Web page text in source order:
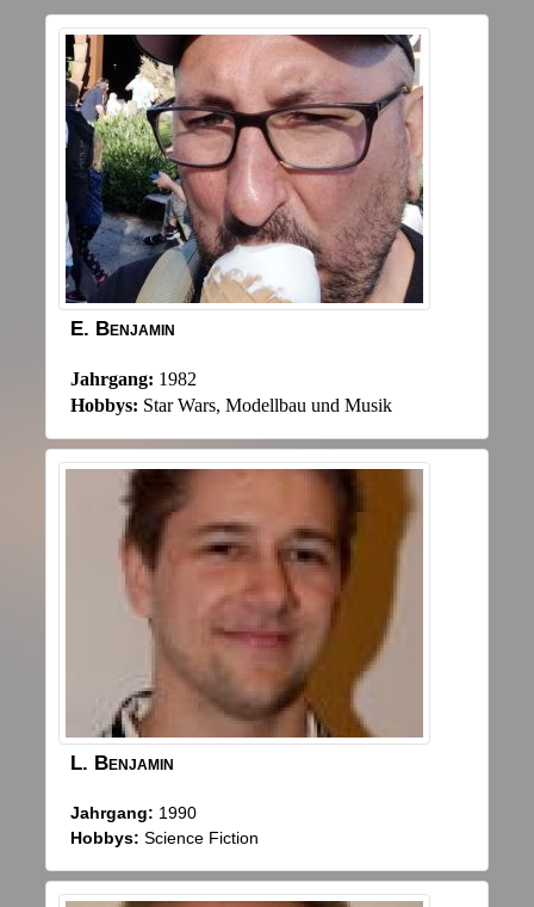
E. Benjamin
Jahrgang: 1982
Hobbys: Star Wars, Modellbau und Musik
L. Benjamin
Jahrgang: 1990
Hobbys: Science Fiction